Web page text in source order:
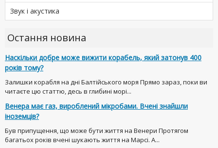
Звук і акустика
Остання новина
Наскільки добре може вижити корабель, який затонув 400
років тому?
Залишки корабля на дні Балтійського моря Прямо зараз, поки ви
читаєте цю статтю, десь в глибині морі...
Венера має газ, вироблений мікробами. Вчені знайшли
іноземців?
Був припущення, що може бути життя на Венери Протягом
багатьох років вчені шукають життя на Марсі. А...